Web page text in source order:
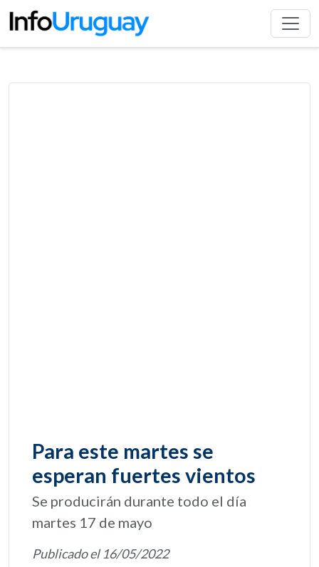
Para este martes se
esperan fuertes vientos
Se producirán durante todo el día
martes 17 de mayo
Publicado el 16/05/2022